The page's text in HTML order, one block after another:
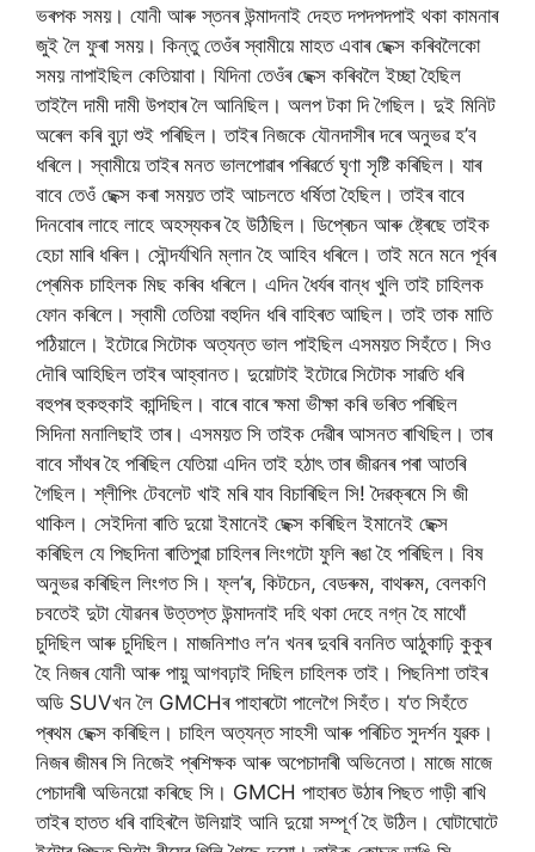
ভৰপক সময়। যোনী আৰু স্তনৰ উন্মাদনাই দেহত দপদপদপাই থকা কামনাৰ
জুই লৈ ফুৰা সময়। কিন্তু তেওঁৰ স্বামীয়ে মাহত এবাৰ ছেক্স কৰিবলৈকো
সময় নাপাইছিল কেতিয়াবা। যিদিনা তেওঁৰ ছেক্স কৰিবলৈ ইচ্ছা হৈছিল
তাইলৈ দামী দামী উপহাৰ লৈ আনিছিল। অলপ টকা দি গৈছিল। দুই মিনিট
অৰেল কৰি বুঢ়া শুই পৰিছিল। তাইৰ নিজকে যৌনদাসীৰ দৰে অনুভৱ হ’ব
ধৰিলে। স্বামীয়ে তাইৰ মনত ভালপোৱাৰ পৰিৱৰ্তে ঘৃণা সৃষ্টি কৰিছিল। যাৰ
বাবে তেওঁ ছেক্স কৰা সময়ত তাই আচলতে ধৰ্ষিতা হৈছিল। তাইৰ বাবে
দিনবোৰ লাহে লাহে অহস্যকৰ হৈ উঠিছিল। ডিপ্ৰেচন আৰু ষ্ট্ৰেছে তাইক
হেচা মাৰি ধৰিল। সৌন্দৰ্যখিনি ম্লান হৈ আহিব ধৰিলে। তাই মনে মনে পূৰ্বৰ
প্ৰেমিক চাহিলক মিছ কৰিব ধৰিলে। এদিন ধৈৰ্যৰ বান্ধ খুলি তাই চাহিলক
ফোন কৰিলে। স্বামী তেতিয়া বহুদিন ধৰি বাহিৰত আছিল। তাই তাক মাতি
পঠিয়ালে। ইটোৱে সিটোক অত্যন্ত ভাল পাইছিল এসময়ত সিহঁতে। সিও
দৌৰি আহিছিল তাইৰ আহ্বানত। দুয়োটাই ইটোৱে সিটোক সাৱতি ধৰি
বহুপৰ হুকহুকাই কান্দিছিল। বাৰে বাৰে ক্ষমা ভীক্ষা কৰি ভৰিত পৰিছিল
সিদিনা মনালিছাই তাৰ। এসময়ত সি তাইক দেৱীৰ আসনত ৰাখিছিল। তাৰ
বাবে সাঁথৰ হৈ পৰিছিল যেতিয়া এদিন তাই হঠাৎ তাৰ জীৱনৰ পৰা আতৰি
গৈছিল। শ্লীপিং টেবলেট খাই মৰি যাব বিচাৰিছিল সি! দৈৱক্ৰমে সি জী
থাকিল। সেইদিনা ৰাতি দুয়ো ইমানেই ছেক্স কৰিছিল ইমানেই ছেক্স
কৰিছিল যে পিছদিনা ৰাতিপুৱা চাহিলৰ লিংগটো ফুলি ৰঙা হৈ পৰিছিল। বিষ
অনুভৱ কৰিছিল লিংগত সি। ফ্ল’ৰ, কিটচেন, বেডৰুম, বাথৰুম, বেলকণি
চবতেই দুটা যৌৱনৰ উত্তপ্ত উন্মাদনাই দহি থকা দেহে নগ্ন হৈ মাথোঁ
চুদিছিল আৰু চুদিছিল। মাজনিশাও ল’ন খনৰ দুবৰি বননিত আঠুকাঢ়ি কুকুৰ
হৈ নিজৰ যোনী আৰু পায়ু আগবঢ়াই দিছিল চাহিলক তাই। পিছনিশা তাইৰ
অডি SUVখন লৈ GMCHৰ পাহাৰটো পালেগৈ সিহঁত। য’ত সিহঁতে
প্ৰথম ছেক্স কৰিছিল। চাহিল অত্যন্ত সাহসী আৰু পৰিচিত সুদৰ্শন যুৱক।
নিজৰ জীমৰ সি নিজেই প্ৰশিক্ষক আৰু অপেচাদাৰী অভিনেতা। মাজে মাজে
পেচাদাৰী অভিনয়ো কৰিছে সি। GMCH পাহাৰত উঠাৰ পিছত গাড়ী ৰাখি
তাইৰ হাতত ধৰি বাহিৰলৈ উলিয়াই আনি দুয়ো সম্পূৰ্ণ হৈ উঠিল। ঘোটাঘোটে